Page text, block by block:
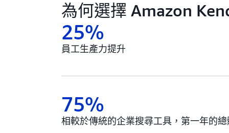
為何選擇 Amazon
25%
員工生產力提升
75%
相較於傳統的企業搜尋工具，第一年的